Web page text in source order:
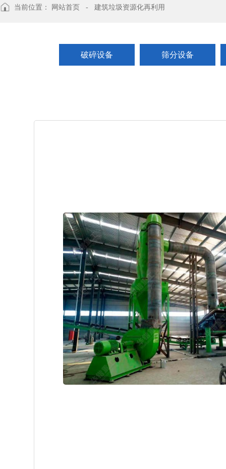
当前位置： 网站首页 - 建筑垃圾资源化再利用
破碎设备 筛分设备